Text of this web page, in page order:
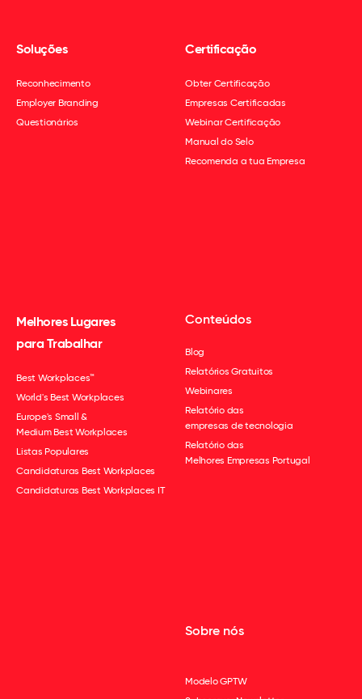
Soluções
Reconhecimento
Employer Branding
Questionários
Certificação
Obter Certificação
Empresas Certificadas
Webinar Certificação
Manual do Selo
Recomenda a tua Empresa
Melhores Lugares
para Trabalhar
Best Workplaces™
World's Best Workplaces
Europe's Small &
Medium Best Workplaces
Listas Populares
Candidaturas Best Workplaces
Candidaturas Best Workplaces IT
Conteúdos
Blog
Relatórios Gratuitos
Webinares
Relatório das
empresas de tecnologia
Relatório das
Melhores Empresas Portugal
Sobre nós
Modelo GPTW